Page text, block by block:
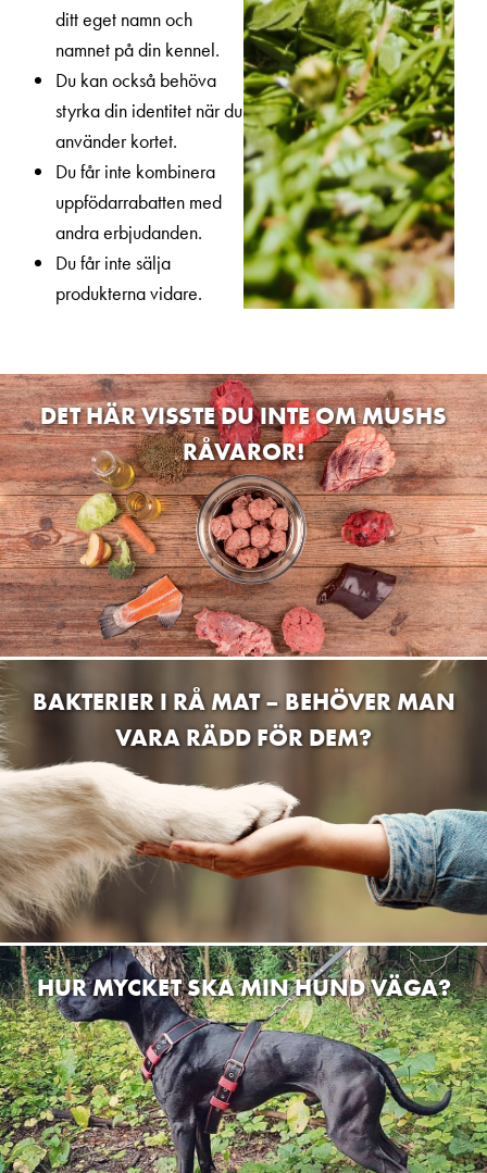
ditt eget namn och
namnet på din kennel.
Du kan också behöva
styrka din identitet när du
använder kortet.
Du får inte kombinera
uppfödarrabatten med
andra erbjudanden.
Du får inte sälja
produkterna vidare.
DET HÄR VISSTE DU INTE OM MUSHS
RÅVAROR!
BAKTERIER I RÅ MAT – BEHÖVER MAN
VARA RÄDD FÖR DEM?
HUR MYCKET SKA MIN HUND VÄGA?